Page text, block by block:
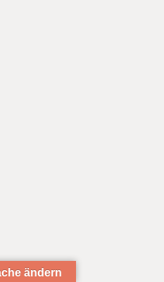
ändern